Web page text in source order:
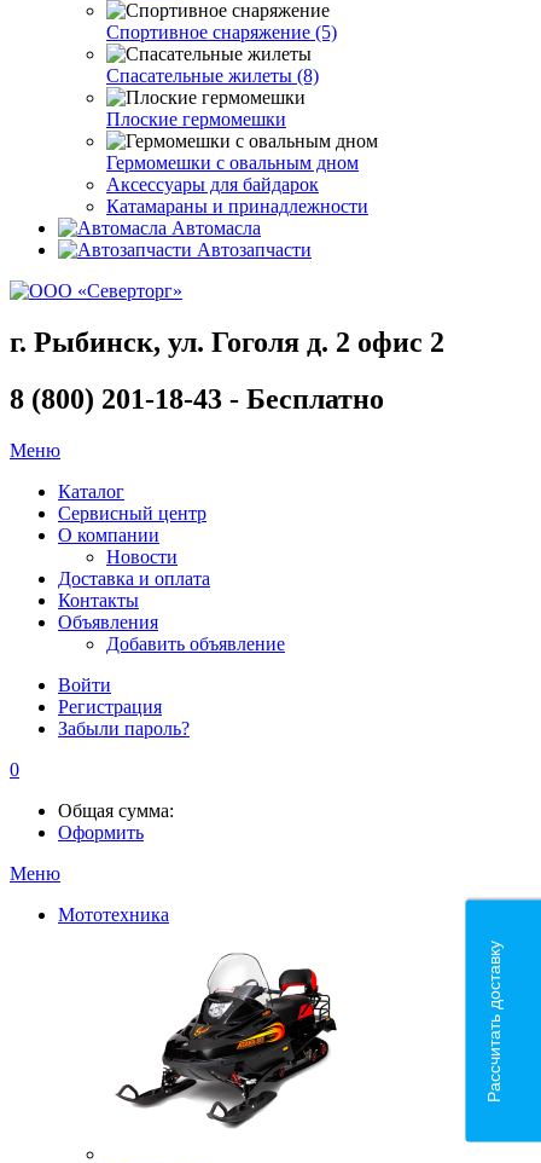
Спортивное снаряжение (5)
Спасательные жилеты (8)
Плоские гермомешки
Гермомешки с овальным дном
Аксессуары для байдарок
Катамараны и принадлежности
Автомасла
Автозапчасти
г. Рыбинск, ул. Гоголя д. 2 офис 2
8 (800) 201-18-43 - Бесплатно
Меню
Каталог
Сервисный центр
О компании
Новости
Доставка и оплата
Контакты
Объявления
Добавить объявление
Войти
Регистрация
Забыли пароль?
0
Общая сумма:
Оформить
Меню
Мототехника
Рассчитать доставку